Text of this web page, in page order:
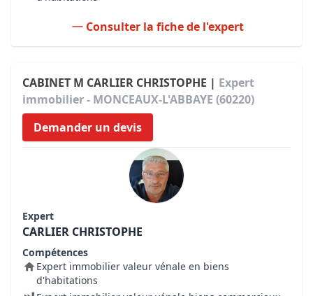
Consulter la fiche de l'expert
CABINET M CARLIER CHRISTOPHE | Expert
immobilier - MONCEAUX-L'ABBAYE (60220)
Demander un devis
Expert
CARLIER CHRISTOPHE
Compétences
Expert immobilier valeur vénale en biens
d'habitations